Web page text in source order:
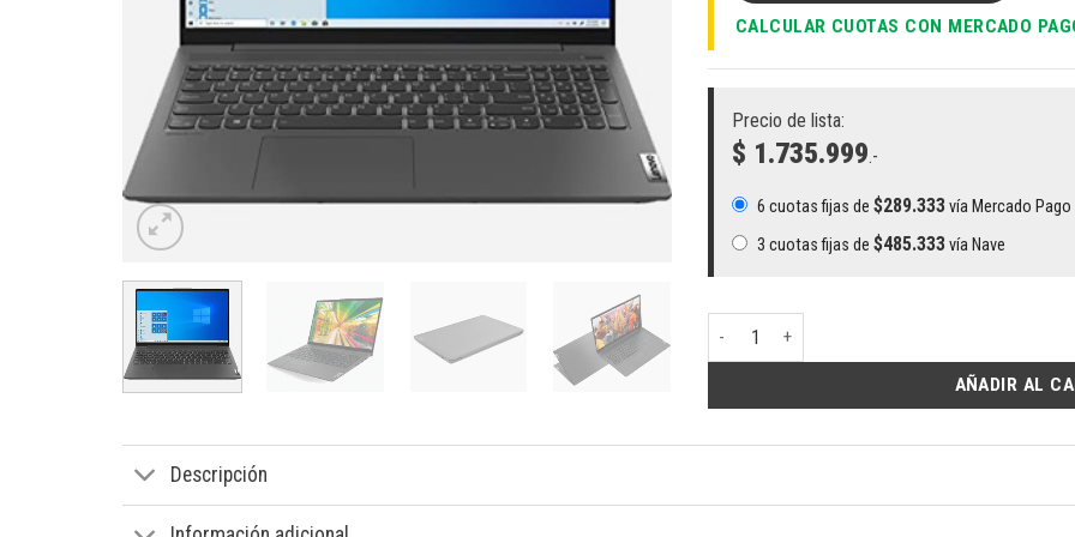
CALCULAR CUOTAS CON MERCADO
Precio de lista:
$ 1.735.999.-
6 cuotas fijas de $289.333vía Mercado Pago
3 cuotas fijas de $485.333vía Nave
Notebook Lenovo IP3 i5 PLUS Touch | Intel i5-
AÑADIR AL
Descripción